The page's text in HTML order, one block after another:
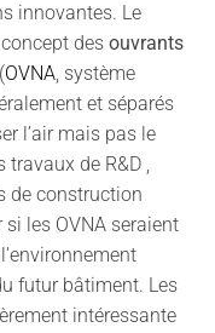
innovantes. Le
des ouvrants
(OVNA, système
et séparés
l’air mais pas le
travaux de R&D ,
de construction
les OVNA seraient
futur bâtiment. Les
intéressante